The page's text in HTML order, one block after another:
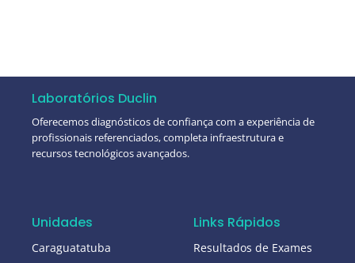
Laboratórios Duclin
Oferecemos diagnósticos de confiança com a experiência de
profissionais referenciados, completa infraestrutura e
recursos tecnológicos avançados.
Unidades
Caraguatatuba
Links Rápidos
Resultados de Exames